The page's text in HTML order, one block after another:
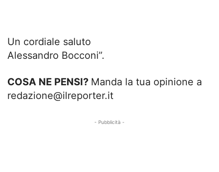
Un cordiale saluto
Alessandro Bocconi”.
COSA NE PENSI? Manda la tua opinione a
redazione@ilreporter.it
- Pubblicità -